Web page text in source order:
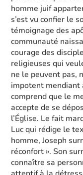
homme juif
s’est vu confier le
témoignage des
communauté
courage des
religieuses qui
ne le peuvent pas,
impotent mendiant
comprend que le
accepte de se
l’Église. Le fait
Luc qui rédige le
homme, Joseph
réconfort ». Son
connaître sa